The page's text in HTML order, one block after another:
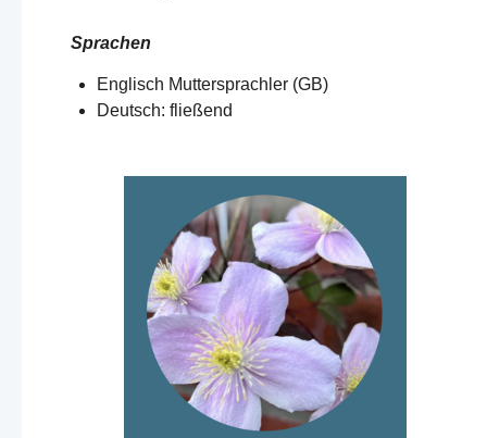
Sprachen
Englisch Muttersprachler (GB)
Deutsch: fließend